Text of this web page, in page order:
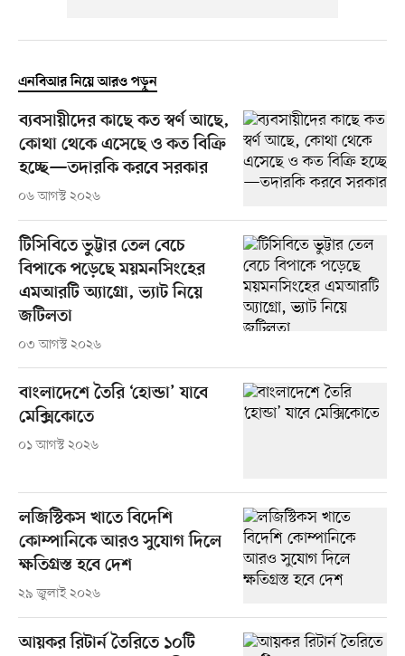
এনবিআর নিয়ে আরও পড়ুন
ব্যবসায়ীদের কাছে কত স্বর্ণ আছে,
কোথা থেকে এসেছে ও কত বিক্রি
হচ্ছে—তদারকি করবে সরকার
০৬ আগস্ট ২০২৬
টিসিবিতে ভুট্টার তেল বেচে
বিপাকে পড়েছে ময়মনসিংহের
এমআরটি অ্যাগ্রো, ভ্যাট নিয়ে
জটিলতা
০৩ আগস্ট ২০২৬
বাংলাদেশে তৈরি ‘হোন্ডা’ যাবে
মেক্সিকোতে
০১ আগস্ট ২০২৬
লজিস্টিকস খাতে বিদেশি
কোম্পানিকে আরও সুযোগ দিলে
ক্ষতিগ্রস্ত হবে দেশ
২৯ জুলাই ২০২৬
আয়কর রিটার্ন তৈরিতে ১০টি